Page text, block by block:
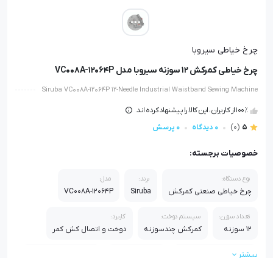
چرخ خیاطی سیروبا
چرخ خیاطی کمرکش 12 سوزنه سیروبا مدل VC008A-12064P
Siruba VC008A-12064P 12-Needle Industrial Waistband Sewing Machine
100٪ از کاربران، این کالا را پیشنهاد کرده اند.
5
(0) 0 دیدگاه 0 پرسش
خصوصیات برجسته:
نوع دستگاه:
چرخ خیاطی صنعتی کمرکش
برند:
Siruba
مدل:
VC008A-12064P
تعداد سوزن:
12 سوزنه
سیستم دوخت:
کمرکش چندسوزنه
کاربرد:
دوخت و اتصال کش کمر
کیفیت دوخت:
بیشتر